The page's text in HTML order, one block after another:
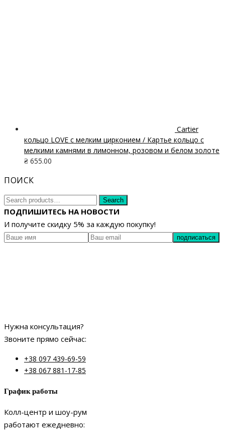
Cartier
кольцо LOVE с мелким цирконием / Картье кольцо с
мелкими камнями в лимонном, розовом и белом золоте
₴ 655.00
ПОИСК
Search
for:
Search
ПОДПИШИТЕСЬ НА НОВОСТИ
И получите скидку 5% за каждую покупку!
Нужна консультация?
Звоните прямо сейчас:
+38 097 439-69-59
+38 067 881-17-85
График работы
Колл-центр и шоу-рум
работают ежедневно: